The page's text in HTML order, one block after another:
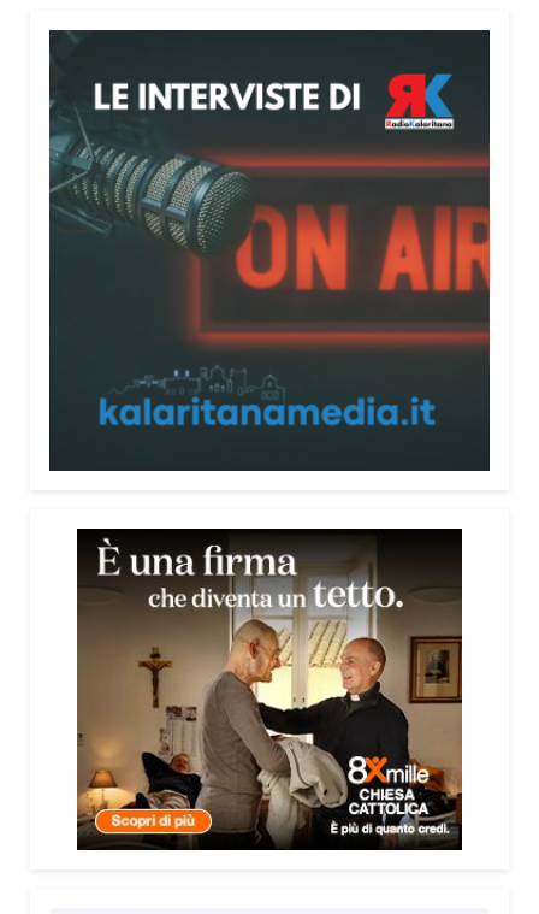
Il FestivalPercorsi Teatralidel Teatro del Segno è
in corso fino al 16 agosto a Santulussurgiu. Tra i
protagonisti anche Fabrizio Coniglio, che porta in
prima regionale Al Fuoco
, uno spettacolo dedicato
a due tragedie legate alla sicurezza sul lavoro,
quella di Marcinelle e quella della ThyssenKrupp.
, “Al fuoco”, –ha detto il protagonista ai
microfoni di Radio Kalaritana
nessuna delle due tragedie le persone hanno avuto
il tempo di gridare “al fuoco”. È successo tutto così
reagire. Il titolo rappresenta quindi quel grido
disperato che, in quelle circostanze, purtroppo non
è mai stato possibile pronunciare.
Due tragedie avvenute in epoche diverse, ma
accomunate da un tema ancora
drammaticamente attuale: la sicurezza sul
lavoro.
Esatto. Parliamo di una tragedia degli anni
Cinquanta che, purtroppo, si è ripetuta nel tempo,
fino alla ThyssenKrupp nel 2007 e oltre. Al centro